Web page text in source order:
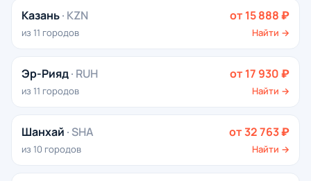
Казань· KZN
из 11 городов
от 15 888 ₽
Найти →
Эр-Рияд· RUH
из 11 городов
от 17 930 ₽
Найти →
Шанхай · SHA
из 10 городов
от 32 763 ₽
Найти →